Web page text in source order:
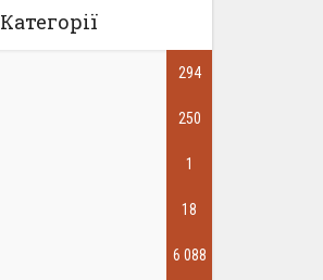
Категорії
294
250
1
18
6 088